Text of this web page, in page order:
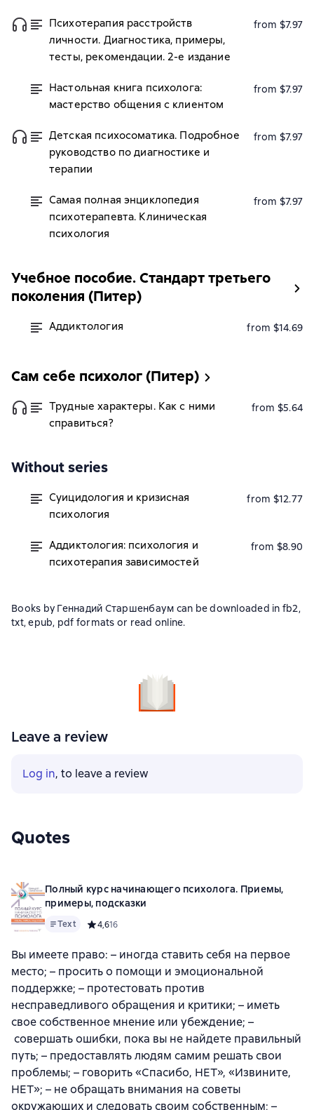
Психотерапия расстройств
личности. Диагностика, примеры,
тесты, рекомендации. 2-е издание
from $7.97
Настольная книга психолога:
мастерство общения с клиентом
from $7.97
Детская психосоматика. Подробное
руководство по диагностике и
терапии
from $7.97
Самая полная энциклопедия
психотерапевта. Клиническая
психология
from $7.97
Учебное пособие. Стандарт третьего
поколения (Питер)
Аддиктология from $14.69
Сам себе психолог (Питер)
Трудные характеры. Как с ними
справиться?
from $5.64
Without series
Суицидология и кризисная
психология
from $12.77
Аддиктология: психология и
психотерапия зависимостей
from $8.90
Books by Геннадий Старшенбаум can be downloaded in fb2,
txt, epub, pdf formats or read online.
Leave a review
Log in, to leave a review
Quotes
Полный курс начинающего психолога. Приемы,
примеры, подсказки
Text Средний рейтинг 4,6 на основе 16 оценок
4,616
Вы имеете право: – иногда ставить себя на первое
место; – просить о помощи и эмоциональной
поддержке; – протестовать против
несправедливого обращения и критики; – иметь
свое собственное мнение или убеждение; –
совершать ошибки, пока вы не найдете правильный
путь; – предоставлять людям самим решать свои
проблемы; – говорить «Спасибо, НЕТ», «Извините,
НЕТ»; – не обращать внимания на советы
окружающих и следовать своим собственным; –